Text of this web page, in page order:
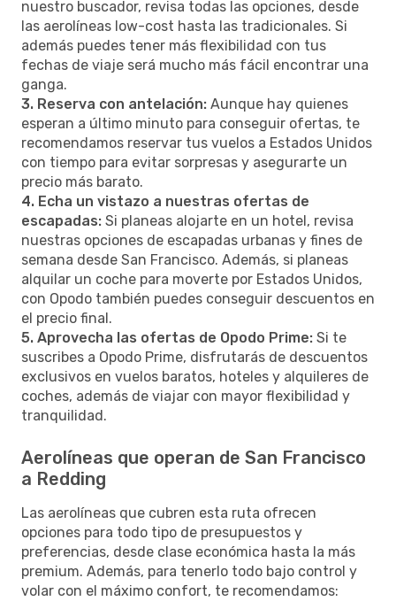
nuestro buscador, revisa todas las opciones, desde
las aerolíneas low-cost hasta las tradicionales. Si
además puedes tener más flexibilidad con tus
fechas de viaje será mucho más fácil encontrar una
ganga.
3. Reserva con antelación: Aunque hay quienes
esperan a último minuto para conseguir ofertas, te
recomendamos reservar tus vuelos a Estados Unidos
con tiempo para evitar sorpresas y asegurarte un
precio más barato.
4. Echa un vistazo a nuestras ofertas de
escapadas: Si planeas alojarte en un hotel, revisa
nuestras opciones de escapadas urbanas y fines de
semana desde San Francisco. Además, si planeas
alquilar un coche para moverte por Estados Unidos,
con Opodo también puedes conseguir descuentos en
el precio final.
5. Aprovecha las ofertas de Opodo Prime: Si te
suscribes a Opodo Prime, disfrutarás de descuentos
exclusivos en vuelos baratos, hoteles y alquileres de
coches, además de viajar con mayor flexibilidad y
tranquilidad.
Aerolíneas que operan de San Francisco
a Redding
Las aerolíneas que cubren esta ruta ofrecen
opciones para todo tipo de presupuestos y
preferencias, desde clase económica hasta la más
premium. Además, para tenerlo todo bajo control y
volar con el máximo confort, te recomendamos: